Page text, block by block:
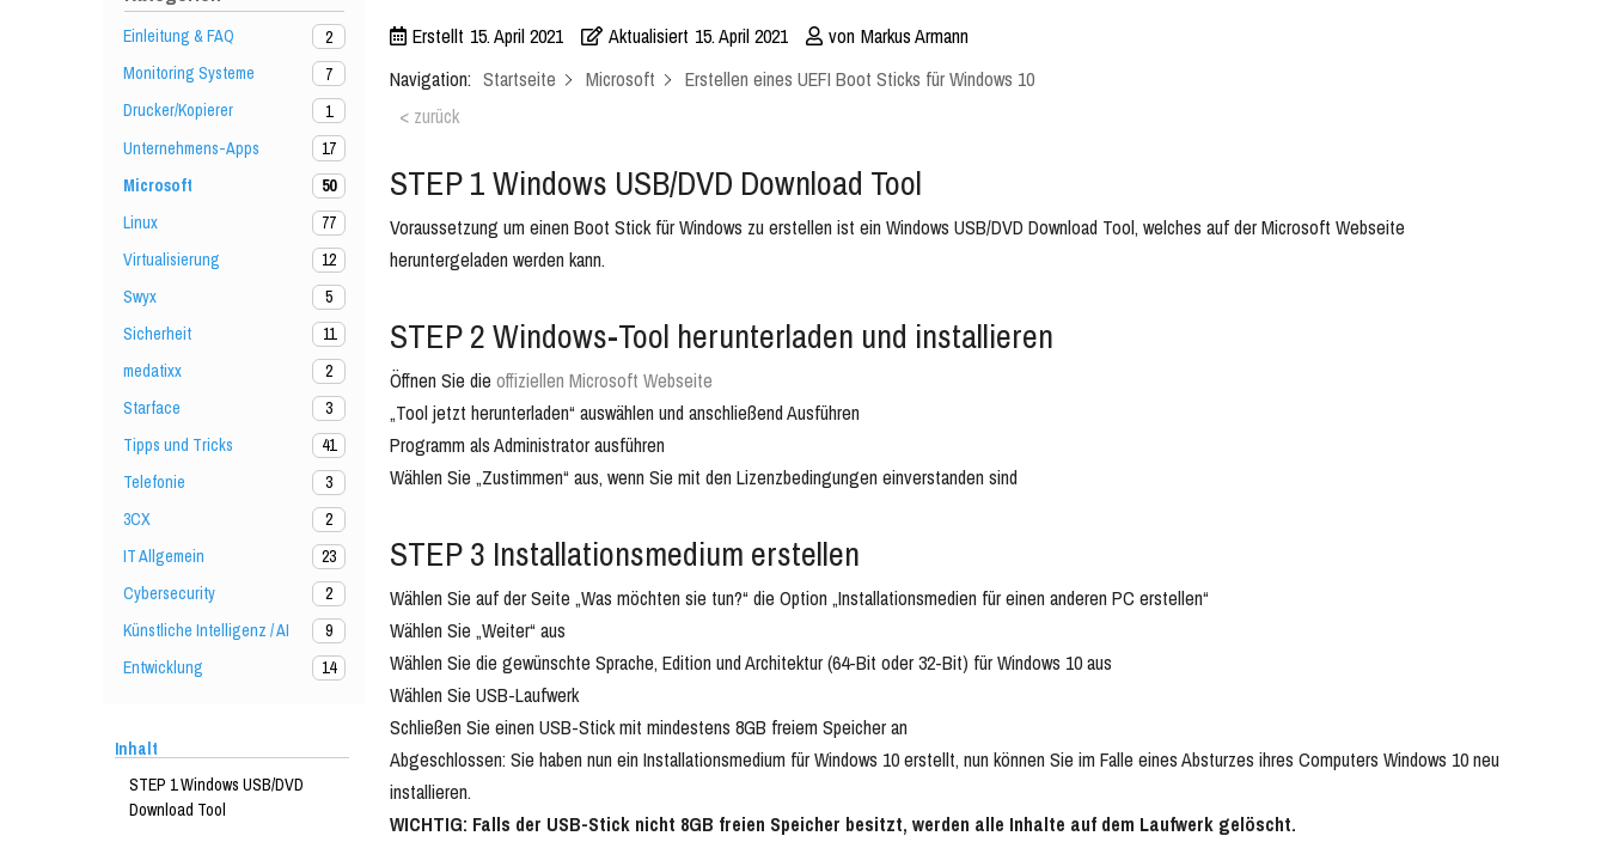
Einleitung & FAQ
2
Monitoring Systeme
7
Drucker/Kopierer
1
Unternehmens-Apps
17
Microsoft
50
Linux
77
Virtualisierung
12
Swyx
5
Sicherheit
11
medatixx
2
Starface
3
Tipps und Tricks
41
Telefonie
3
3CX
2
IT Allgemein
23
Cybersecurity
2
Künstliche Intelligenz / AI
9
Entwicklung
14
Inhalt
STEP 1 Windows USB/DVD
Download Tool
Erstellt 15. April 2021 Aktualisiert 15. April 2021 von Markus Armann
Navigation: Startseite Microsoft
Erstellen eines UEFI Boot Sticks für Windows 10
< zurück
STEP 1 Windows USB/DVD Download Tool
Voraussetzung um einen Boot Stick für Windows zu erstellen ist ein Windows USB/DVD Download Tool, welches auf der Microsoft Webseite
heruntergeladen werden kann.
STEP 2 Windows-Tool herunterladen und installieren
Öffnen Sie die offiziellen Microsoft Webseite
„Tool jetzt herunterladen“ auswählen und anschließend Ausführen
Programm als Administrator ausführen
Wählen Sie „Zustimmen“ aus, wenn Sie mit den Lizenzbedingungen einverstanden sind
STEP 3 Installationsmedium erstellen
Wählen Sie auf der Seite „Was möchten sie tun?“ die Option „Installationsmedien für einen anderen PC erstellen“
Wählen Sie „Weiter“ aus
Wählen Sie die gewünschte Sprache, Edition und Architektur (64-Bit oder 32-Bit) für Windows 10 aus
Wählen Sie USB-Laufwerk
Schließen Sie einen USB-Stick mit mindestens 8GB freiem Speicher an
Abgeschlossen: Sie haben nun ein Installationsmedium für Windows 10 erstellt, nun können Sie im Falle eines Absturzes ihres Computers Windows 10 neu
installieren.
WICHTIG: Falls der USB-Stick nicht 8GB freien Speicher besitzt, werden alle Inhalte auf dem Laufwerk gelöscht.